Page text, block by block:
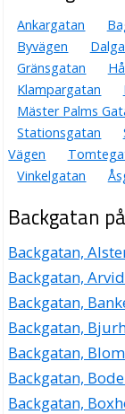
Ankargatan
Byvägen
Gränsgatan
Klampargatan
Mäster Palms
Stationsgatan
Vägen
Vinkelgatan
Backgatan
Backgatan,
Backgatan,
Backgatan,
Backgatan,
Backgatan,
Backgatan,
Backgatan,